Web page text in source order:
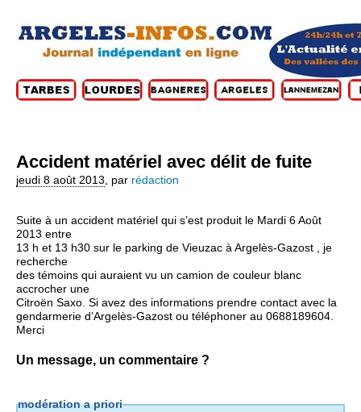
Accident matériel avec délit de fuite
jeudi 8 août 2013 par rédaction
Suite à un accident matériel qui s’est produit le Mardi 6 Août
2013 entre
13 h et 13 h30 sur le parking de Vieuzac à Argelès-Gazost , je
recherche
des témoins qui auraient vu un camion de couleur blanc
accrocher une
Citroën Saxo. Si avez des informations prendre contact avec la
gendarmerie d’Argelès-Gazost ou téléphoner au 0688189604.
Merci
Un message, un commentaire ?
modération a priori